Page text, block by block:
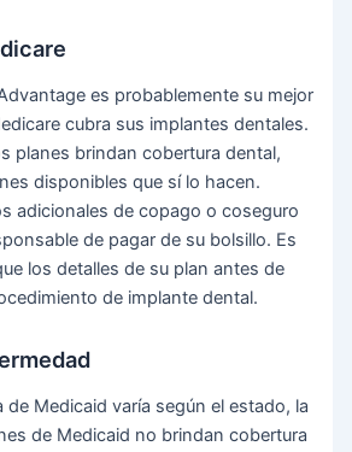
es probablemente su mejor
cubra sus implantes dentales.
planes brindan cobertura dental,
disponibles que sí lo hacen.
adicionales de copago o coseguro
de pagar de su bolsillo. Es
los detalles de su plan antes de
de implante dental.
de Medicaid varía según el estado, la
de Medicaid no brindan cobertura